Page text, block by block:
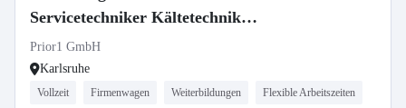
Servicetechniker Kältetechnik
(m/w/d)
Prior1 GmbH
Karlsruhe
Vollzeit Firmenwagen Weiterbildungen Flexible Arbeitszeiten